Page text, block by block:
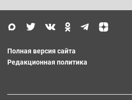
Полная версия сайта
Редакционная политика